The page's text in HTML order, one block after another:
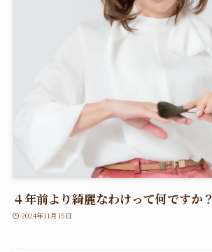
４年前より綺麗なわけって何ですか？
2024年11月15日